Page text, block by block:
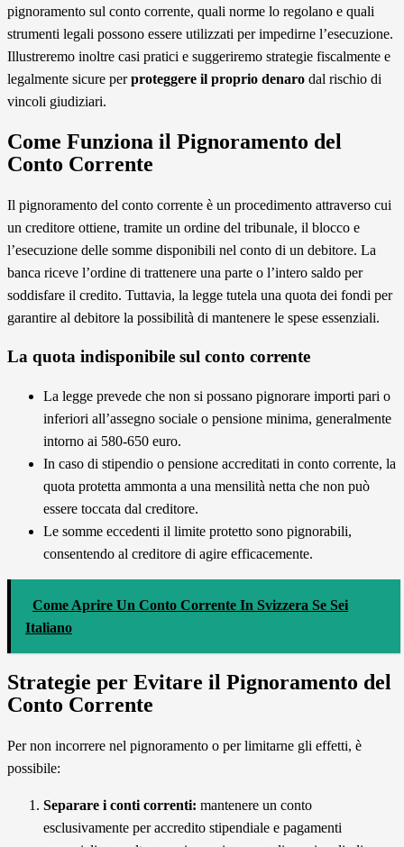
pignoramento sul conto corrente, quali norme lo regolano e quali
strumenti legali possono essere utilizzati per impedirne l’esecuzione.
Illustreremo inoltre casi pratici e suggeriremo strategie fiscalmente e
legalmente sicure perproteggere il proprio denaro dal rischio di
vincoli giudiziari.
Come Funziona il Pignoramento del
Conto Corrente
Il pignoramento del conto corrente è un procedimento attraverso cui
un creditore ottiene, tramite un ordine del tribunale, il blocco e
l’esecuzione delle somme disponibili nel conto di un debitore. La
banca riceve l’ordine di trattenere una parte o l’intero saldo per
soddisfare il credito. Tuttavia, la legge tutela una quota dei fondi per
garantire al debitore la possibilità di mantenere le spese essenziali.
La quota indisponibile sul conto corrente
La legge prevede che non si possano pignorare importi pari o
inferiori all’assegno sociale o pensione minima, generalmente
intorno ai 580-650 euro.
In caso di stipendio o pensione accreditati in conto corrente, la
quota protetta ammonta a una mensilità netta che non può
essere toccata dal creditore.
Le somme eccedenti il limite protetto sono pignorabili,
consentendo al creditore di agire efficacemente.
Come Aprire Un Conto Corrente In Svizzera Se Sei
Italiano
Strategie per Evitare il Pignoramento del
Conto Corrente
Per non incorrere nel pignoramento o per limitarne gli effetti, è
possibile:
Separare i conti correnti: mantenere un conto
esclusivamente per accredito stipendiale e pagamenti